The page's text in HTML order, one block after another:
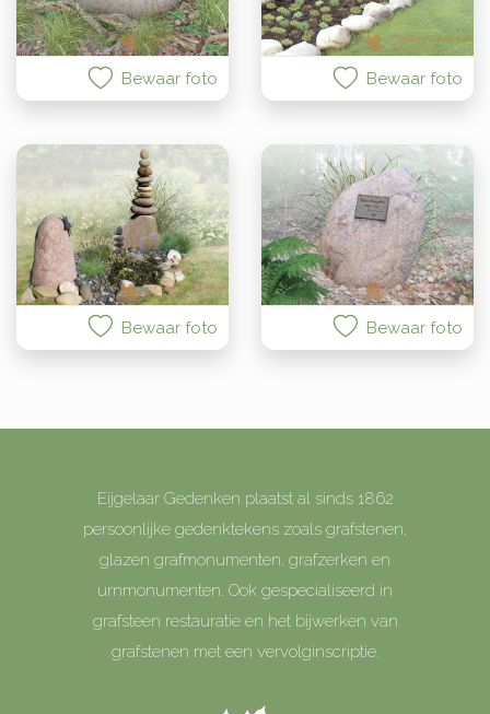
Bewaar foto Bewaar foto
Bewaar foto Bewaar foto
Eijgelaar Gedenken plaatst al sinds 1862
persoonlijke gedenktekens zoals grafstenen,
glazen grafmonumenten, grafzerken en
urnmonumenten. Ook gespecialiseerd in
grafsteen restauratie en het bijwerken van
grafstenen met een vervolginscriptie.